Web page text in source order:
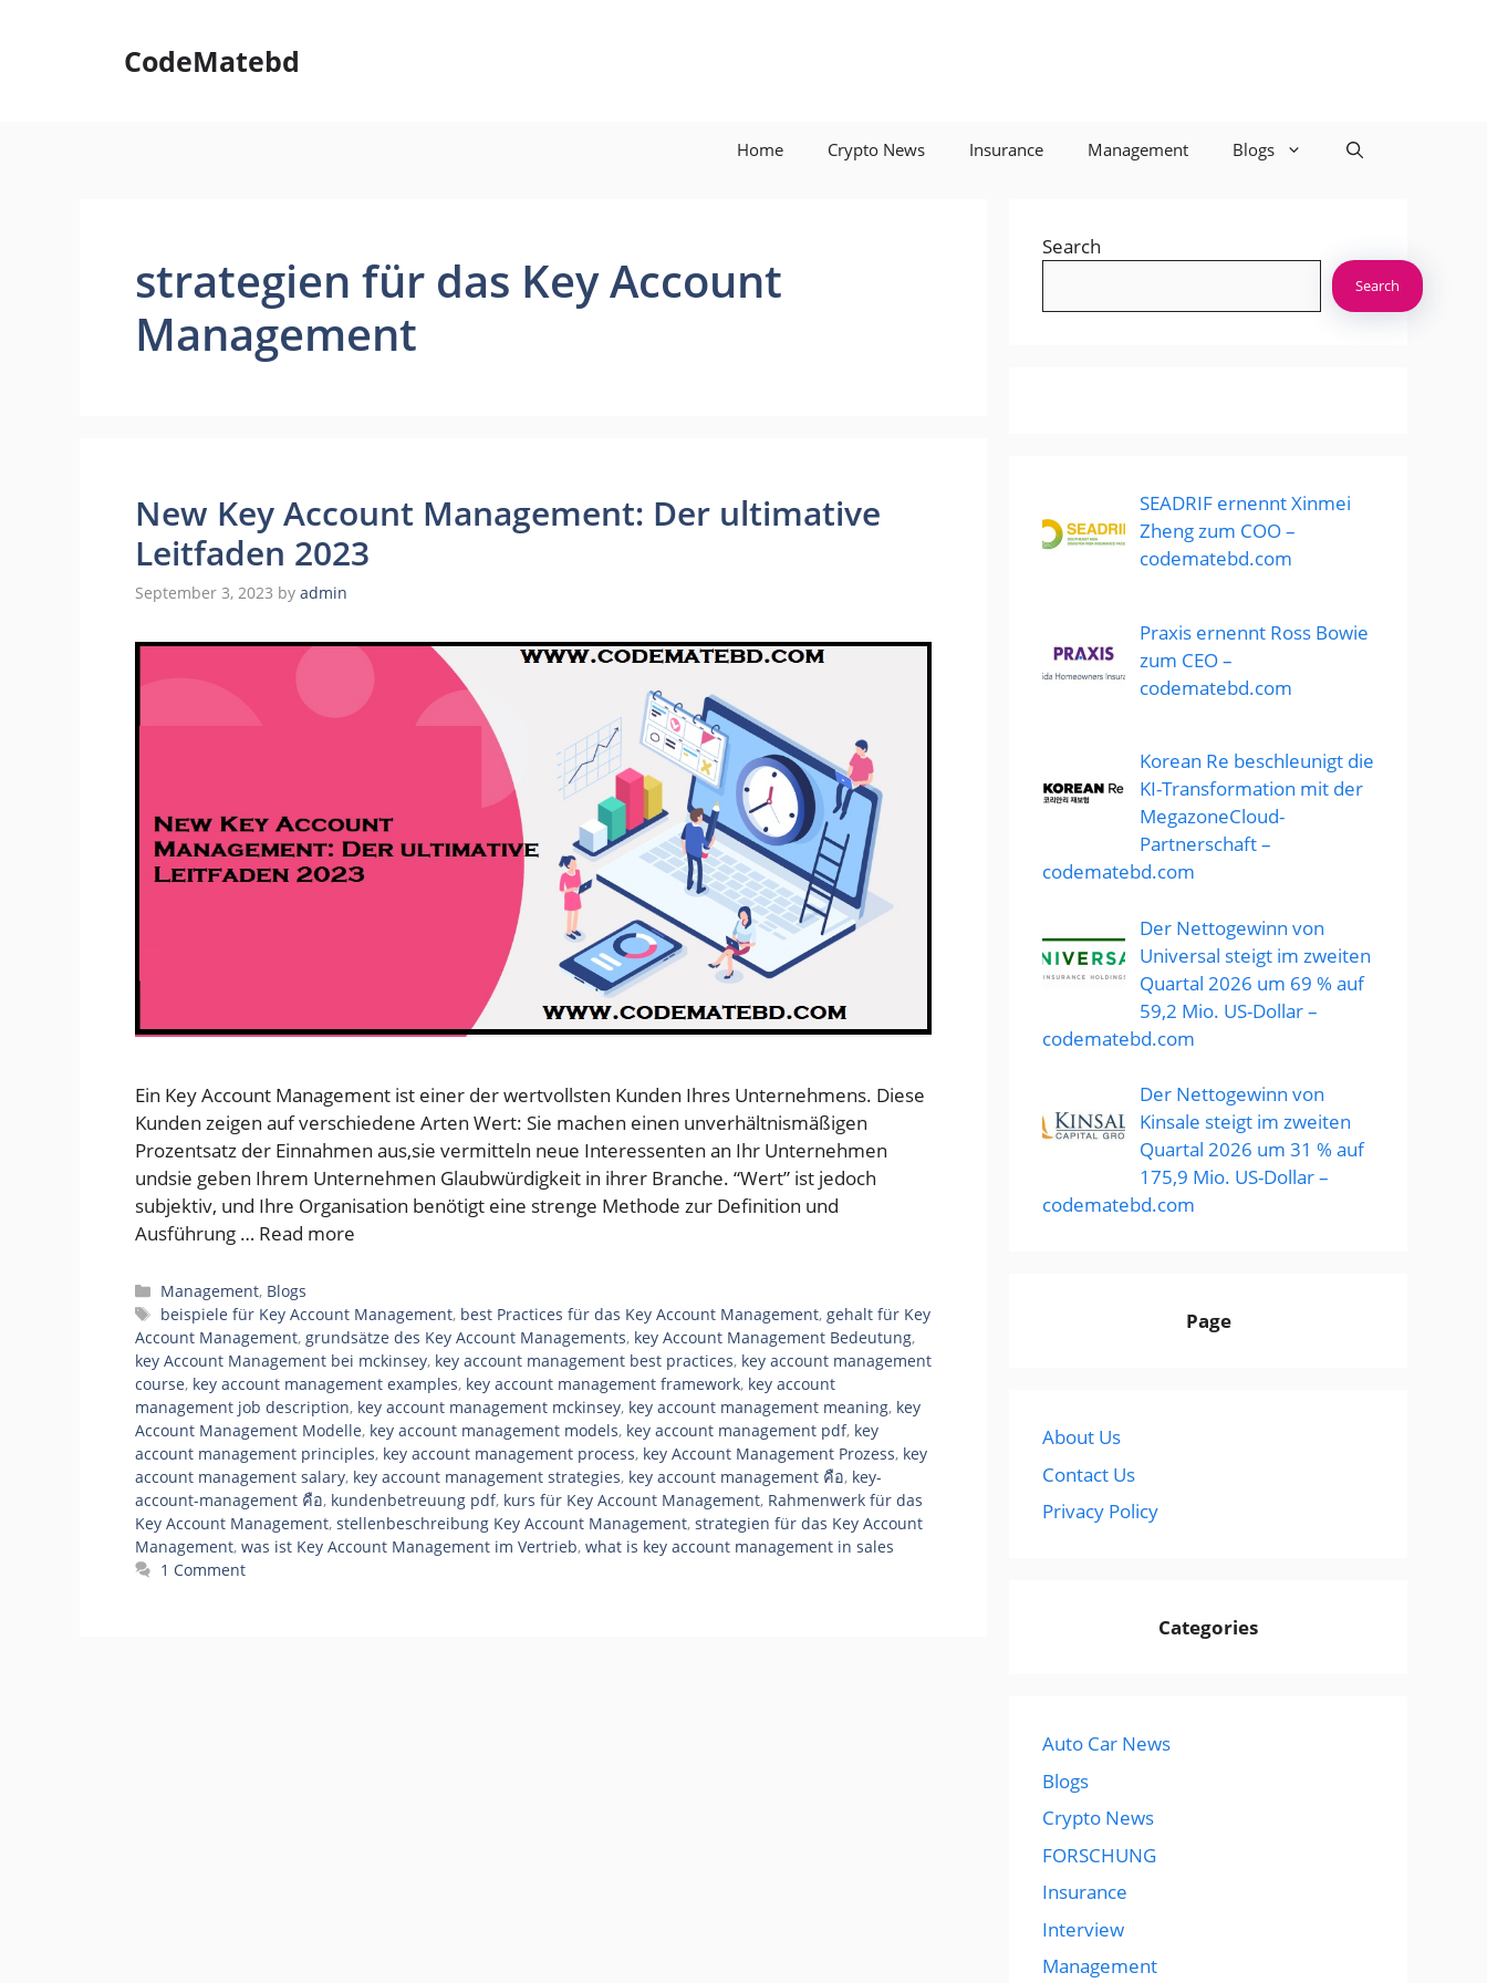
CodeMatebd
Home Crypto News Insurance Management Blogs
strategien für das Key Account
Management
New Key Account Management: Der ultimative
Leitfaden 2023
September 3, 2023 by admin
Ein Key Account Management ist einer der wertvollsten Kunden Ihres Unternehmens. Diese
Kunden zeigen auf verschiedene Arten Wert: Sie machen einen unverhältnismäßigen
Prozentsatz der Einnahmen aus,sie vermitteln neue Interessenten an Ihr Unternehmen
undsie geben Ihrem Unternehmen Glaubwürdigkeit in ihrer Branche. “Wert” ist jedoch
subjektiv, und Ihre Organisation benötigt eine strenge Methode zur Definition und
Ausführung … Read more
Categories
Management, Blogs
Tags
beispiele für Key Account Management, best Practices für das Key Account Management,gehalt für Key
Account Management, grundsätze des Key Account Managements, key Account Management Bedeutung,
key Account Management bei mckinsey, key account management best practices, key account management
course, key account management examples, key account management framework, key account
management job description, key account management mckinsey, key account management meaning, key
Account Management Modelle, key account management models, key account management pdf, key
account management principles, key account management process, key Account Management Prozess, key
account management salary, key account management strategies, key account management คือ, key-
account-management คือ, kundenbetreuung pdf, kurs für Key Account Management, Rahmenwerk für das
Key Account Management, stellenbeschreibung Key Account Management, strategien für das Key Account
Management, was ist Key Account Management im Vertrieb, what is key account management in sales
1 Comment
Search
Search
SEADRIF ernennt Xinmei
Zheng zum COO –
codematebd.com
Praxis ernennt Ross Bowie
zum CEO –
codematebd.com
Korean Re beschleunigt die
KI-Transformation mit der
MegazoneCloud-
Partnerschaft –
codematebd.com
Der Nettogewinn von
Universal steigt im zweiten
Quartal 2026 um 69 % auf
59,2 Mio. US-Dollar –
codematebd.com
Der Nettogewinn von
Kinsale steigt im zweiten
Quartal 2026 um 31 % auf
175,9 Mio. US-Dollar –
codematebd.com
Page
About Us
Contact Us
Privacy Policy
Categories
Auto Car News
Blogs
Crypto News
FORSCHUNG
Insurance
Interview
Management